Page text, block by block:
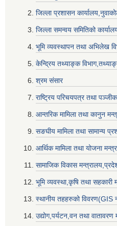
जिल्ला प्रशासन
जिल्ला समन्वय समितिको
भूमि व्यवस्थापन तथा अभिलेख
केन्द्रिय तथ्याङ्क
श्रम संसार
राष्ट्रिय परिचयपत्र तथा
आन्तरिक मामिला तथा कानुन
सङघीय मामिला तथा सामान्य
आर्थिक मामिला तथा योजना
सामाजिक विकास
भूमि व्यवस्था,कृषि तथा
स्थानीय तहहरुको विवरण(GIS
उद्योग,पर्यटन,वन तथा